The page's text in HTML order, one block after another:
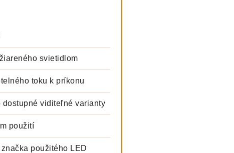
svietidlom
toku k príkonu
viditeľné varianty
použití
použitého LED